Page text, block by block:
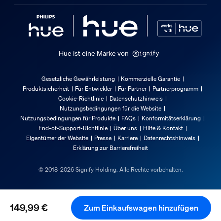
149,99 € Zum Einkaufswagen hinzufügen
2,03 kg
Höhe
281 mm
321 mm
Material-Nummer (12NC)
929004308801
Produktabmessungen und -gewicht
Nettogewicht
Kabellänge
1.800
Hue ist eine Marke von
Gesetzliche Gewährleistung
Kommerzielle Garantie
Produktsicherheit
Für Entwickler Für Partner
Partnerprogramm
Cookie-Richtlinie
Datenschutzhinweis
Nutzungsbedingungen für die Website
Nutzungsbedingungen für Produkte
FAQs
Konformitätserklärung
End-of-Support-Richtlinie
Über uns
Hilfe & Kontakt
Eigentümer der Website
Presse Karriere
Datenrechtshinweis
Erklärung zur Barrierefreiheit
© 2018-2026 Signify Holding. Alle Rechte vorbehalten.